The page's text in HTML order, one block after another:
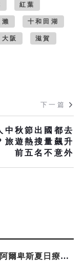
紅葉
十和田湖
大阪 滋賀
下一篇
中秋節出國都去
旅遊熱搜量飆升
前五名不意外
探索瑞士格勞賓登秘境 收藏六種阿爾卑斯夏日療癒之旅